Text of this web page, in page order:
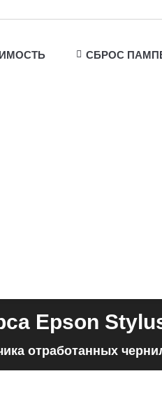
СБРОС
Epson
отработанных